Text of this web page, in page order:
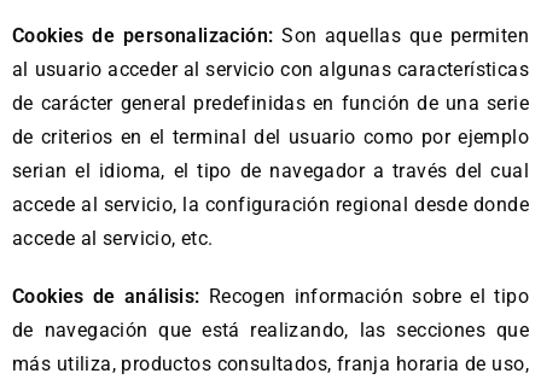
Cookies de personalización: Son aquellas que permiten
al usuario acceder al servicio con algunas características
de carácter general predefinidas en función de una serie
de criterios en el terminal del usuario como por ejemplo
serian el idioma, el tipo de navegador a través del cual
accede al servicio, la configuración regional desde donde
accede al servicio, etc.
Cookies de análisis: Recogen información sobre el tipo
de navegación que está realizando, las secciones que
más utiliza, productos consultados, franja horaria de uso,